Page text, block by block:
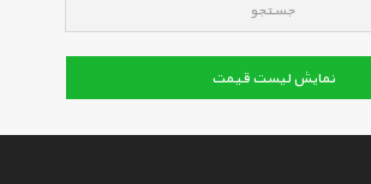
جستجو
نمایش لیست قیمت